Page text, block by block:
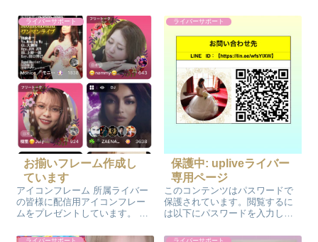
などは間違えてシェアしてしま
わないように以下のアカウント
をブロックするようにお願いい
たします。 事務所SNS Instagr...
ます 猫背は体の機能の低下と見
栄えも悪くなってしまいます。
長時間配信するためにもエクサ
サイズを...
ライバーサポート
お揃いフレーム作成し
ています
アイコンフレーム 所属ライバー
の皆様に配信用アイコンフレー
ムをプレゼントしています。 ト
うことで配信を見つけやすくな
ライバーサポート
保護中: upliveライバー
専用ページ
このコンテンツはパスワードで
保護されています。閲覧するに
は以下にパスワードを入力して